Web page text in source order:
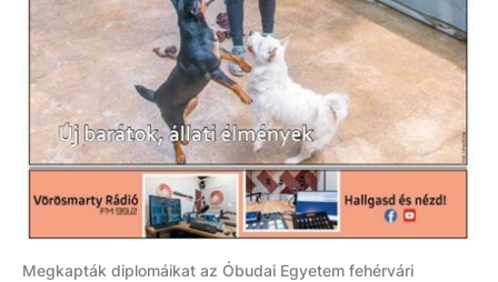
Megkapták diplomáikat az Óbudai Egyetem fehérvári